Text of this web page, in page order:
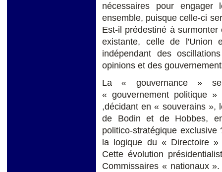
nécessaires pour
ensemble, puisque celle-ci
Est-il prédestiné à
existante, celle de l'Union
indépendant des
opinions et des
La « gouvernance »
« gouvernement politique
,décidant en « souverains »,
de Bodin et de Hobbes,
politico-stratégique
la logique du « Directoire
Cette évolution
Commissaires « nationaux